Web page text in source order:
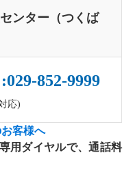
ンター（つくば
852-9999
応)
客様へ
用ダイヤルで、通話料